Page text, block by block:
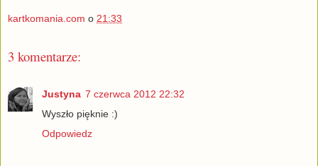
kartkomania.com o 21:33
3 komentarze:
Justyna 7 czerwca 2012 22:32
Wyszło pięknie :)
Odpowiedz